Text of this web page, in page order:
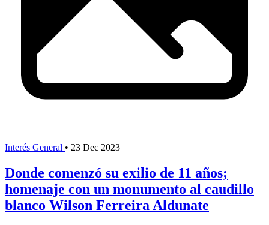
Interés General • 23 Dec 2023
Donde comenzó su exilio de 11 años;
homenaje con un monumento al caudillo
blanco Wilson Ferreira Aldunate